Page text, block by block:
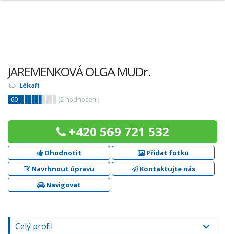
JAREMENKOVÁ OLGA MUDr.
Lékaři
60
(2 hodnocení)
+420 569 721 532
Ohodnotit
Přidat fotku
Navrhnout úpravu
Kontaktujte nás
Navigovat
Celý profil